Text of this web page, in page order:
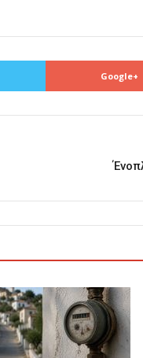
Google+